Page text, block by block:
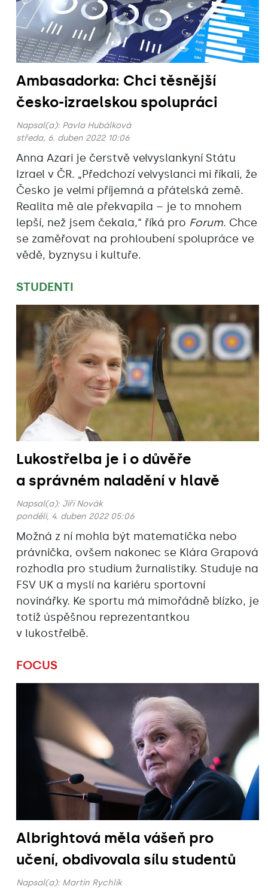
Ambasadorka: Chci těsnější
česko-izraelskou spolupráci
Napsal(a): Pavla Hubálková
středa, 6. duben 2022 10:06
Anna Azari je čerstvě velvyslankyní Státu
Izrael v ČR. „Předchozí velvyslanci mi říkali, že
Česko je velmi příjemná a přátelská země.
Realita mě ale překvapila – je to mnohem
lepší, než jsem čekala,“‎‎ říká pro Forum. Chce
se zaměřovat na prohloubení spolupráce ve
vědě, byznysu i kultuře.
STUDENTI
Lukostřelba je i o důvěře
a správném naladění v hlavě
Napsal(a): Jiří Novák
pondělí, 4. duben 2022 05:06
Možná z ní mohla být matematička nebo
právnička, ovšem nakonec se Klára Grapová
rozhodla pro studium žurnalistiky. Studuje na
FSV UK a myslí na kariéru sportovní
novinářky. Ke sportu má mimořádně blízko, je
totiž úspěšnou reprezentantkou
v lukostřelbě.
FOCUS
Albrightová měla vášeň pro
učení, obdivovala sílu studentů
Napsal(a): Martin Rychlík